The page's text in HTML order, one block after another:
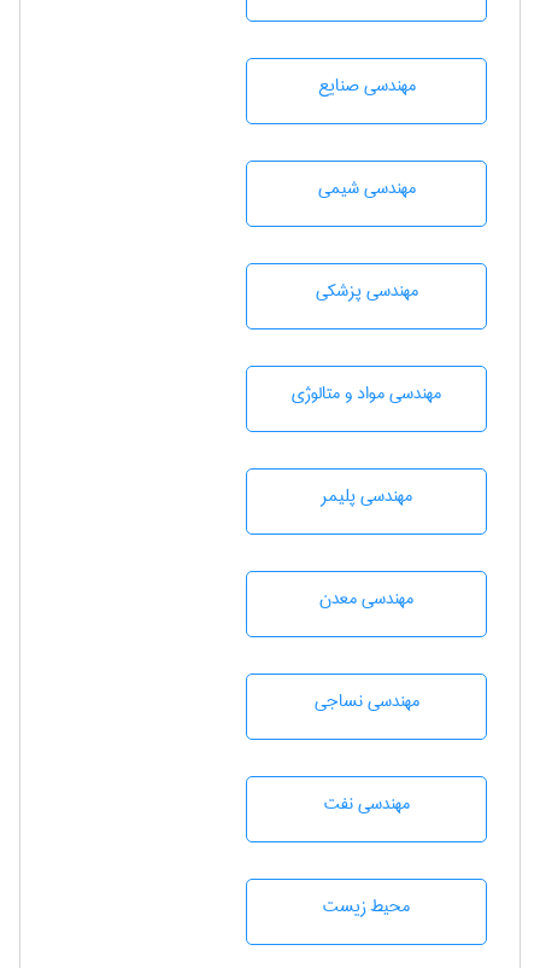
مهندسی صنايع
مهندسي شيمی
مهندسی پزشکی
مهندسی مواد و متالوژی
مهندسی پليمر
مهندسی معدن
مهندسي نساجی
مهندسی نفت
محيط زيست